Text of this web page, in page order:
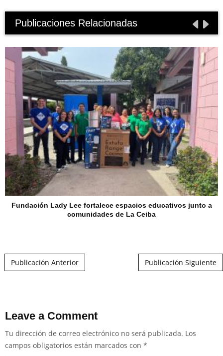
Publicaciones Relacionadas
Fundación Lady Lee fortalece espacios educativos junto a
comunidades de La Ceiba
Post navigation
Publicación Anterior Publicación Siguiente
Leave a Comment
Tu dirección de correo electrónico no será publicada. Los
campos obligatorios están marcados con *